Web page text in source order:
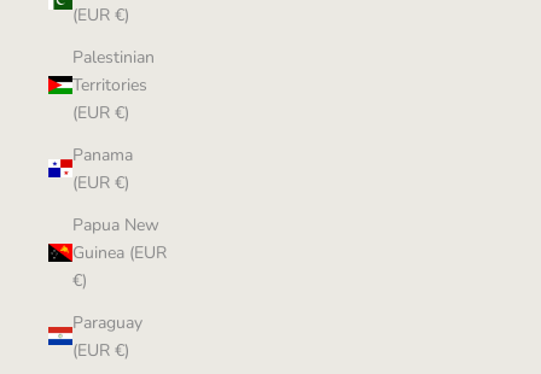
(EUR €)
Palestinian
Territories
(EUR €)
Panama
(EUR €)
Papua New
Guinea (EUR
€)
Paraguay
(EUR €)